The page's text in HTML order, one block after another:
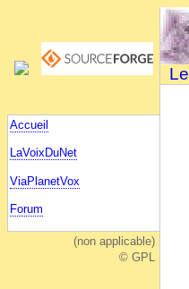
Accueil
LaVoixDuNet
ViaPlanetVox
Forum
(non applicable)
© GPL